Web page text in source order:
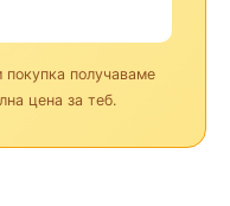
получаваме
цена за теб.